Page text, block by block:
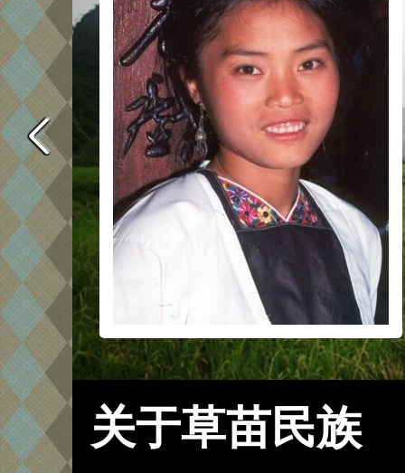
关于草苗民族